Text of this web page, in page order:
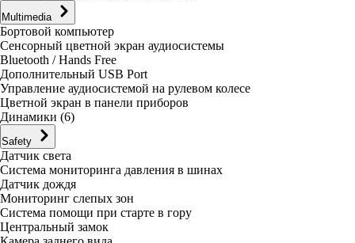
Multimedia
Бортовой компьютер
Сенсорный цветной экран аудиосистемы
Bluetooth / Hands Free
Дополнительный USB Port
Управление аудиосистемой на рулевом колесе
Цветной экран в панели приборов
Динамики (6)
Safety
Датчик света
Система мониторинга давления в шинах
Датчик дождя
Мониторинг слепых зон
Система помощи при старте в гору
Центральный замок